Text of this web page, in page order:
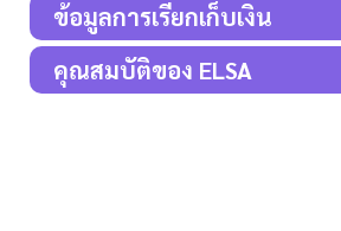
ข้อมูลการเรียกเก็บเงิน
คุณสมบัติของ ELSA